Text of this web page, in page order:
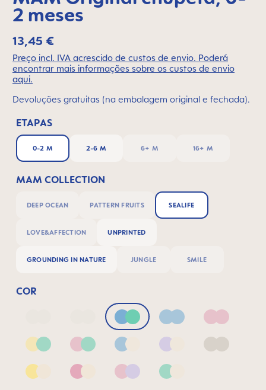
2 meses
13,45 €
Preço incl. IVA acrescido de custos de envio. Poderá
encontrar mais informações sobre os custos de envio
aqui.
Devoluções gratuitas (na embalagem original e fechada).
ETAPAS
0-2 M 2-6 M 6+ M 16+ M
MAM COLLECTION
DEEP OCEAN PATTERN FRUITS SEALIFE
LOVE&AFFECTION UNPRINTED
GROUNDING IN NATURE JUNGLE SMILE
COR
Deep Blue/Sage
Neutral2 Blue & Green
Blue Pink
Yellow & GreenPink & GreenBlue & NeutralLilac & Neutral
Neutral
Yellow & NeutralPink & NeutralPink & LilacGreen & Neutral